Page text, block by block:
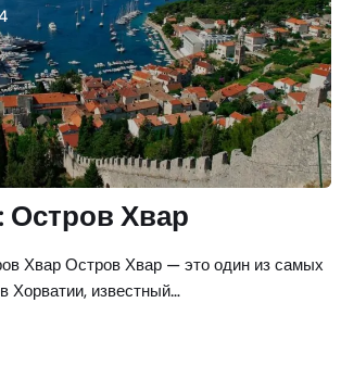
Остров Хвар
Хвар Остров Хвар — это один из самых
Хорватии, известный…